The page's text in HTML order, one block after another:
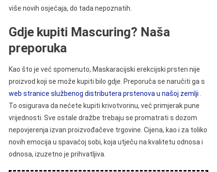
više novih osjećaja, do tada nepoznatih.
Gdje kupiti Mascuring? Naša
preporuka
Kao što je već spomenuto, Maskaracijski erekcijski prsten nije
proizvod koji se može kupiti bilo gdje. Preporuča se naručiti ga s
web stranice službenog distributera prstenova u našoj zemlji
To osigurava da nećete kupiti krivotvorinu, već primjerak pune
vrijednosti. Sve ostale dražbe trebaju se promatrati s dozom
nepovjerenja izvan proizvođačeve trgovine. Cijena, kao i za toliko
novih emocija u spavaćoj sobi, koja utječu na kvalitetu odnosa i
odnosa, izuzetno je prihvatljiva.